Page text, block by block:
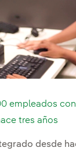
empleados
tres años
desde